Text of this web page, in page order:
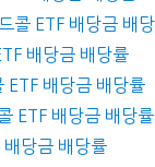
콜 ETF 배당금 배
배당금 배당률
배당금 배당률
ETF 배당금 배당률
당금 배당률